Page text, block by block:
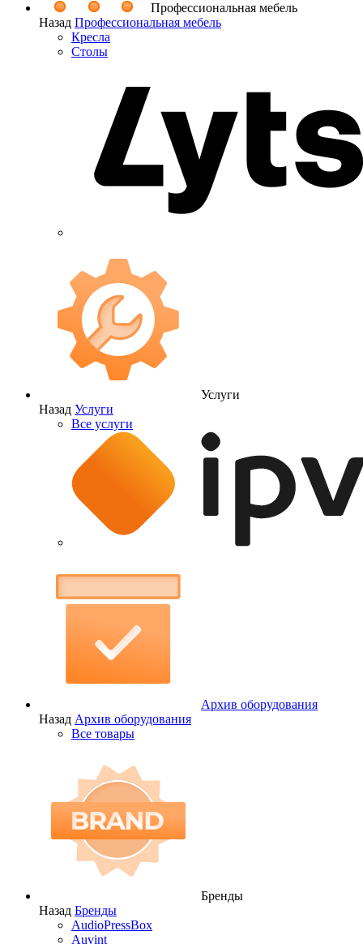
Профессиональная мебель
Назад Профессиональная мебель
Кресла
Столы
Услуги
Назад Услуги
Все услуги
Архив оборудования
Назад Архив оборудования
Все товары
Бренды
Назад Бренды
AudioPressBox
Auvint